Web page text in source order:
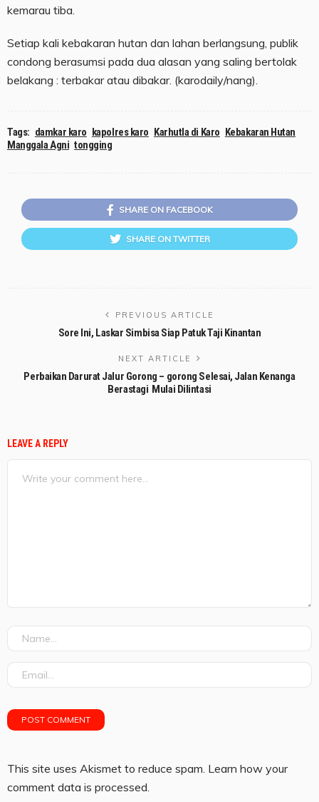
kemarau tiba.
Setiap kali kebakaran hutan dan lahan berlangsung, publik
condong berasumsi pada dua alasan yang saling bertolak
belakang : terbakar atau dibakar. (karodaily/nang).
Tags: damkar karo kapolres karo Karhutla di Karo Kebakaran Hutan
Manggala Agni tongging
SHARE ON FACEBOOK
SHARE ON TWITTER
PREVIOUS ARTICLE
Sore Ini, Laskar Simbisa Siap Patuk Taji Kinantan
NEXT ARTICLE
Perbaikan Darurat Jalur Gorong – gorong Selesai, Jalan Kenanga
Berastagi Mulai Dilintasi
LEAVE A REPLY
This site uses Akismet to reduce spam. Learn how your
comment data is processed.